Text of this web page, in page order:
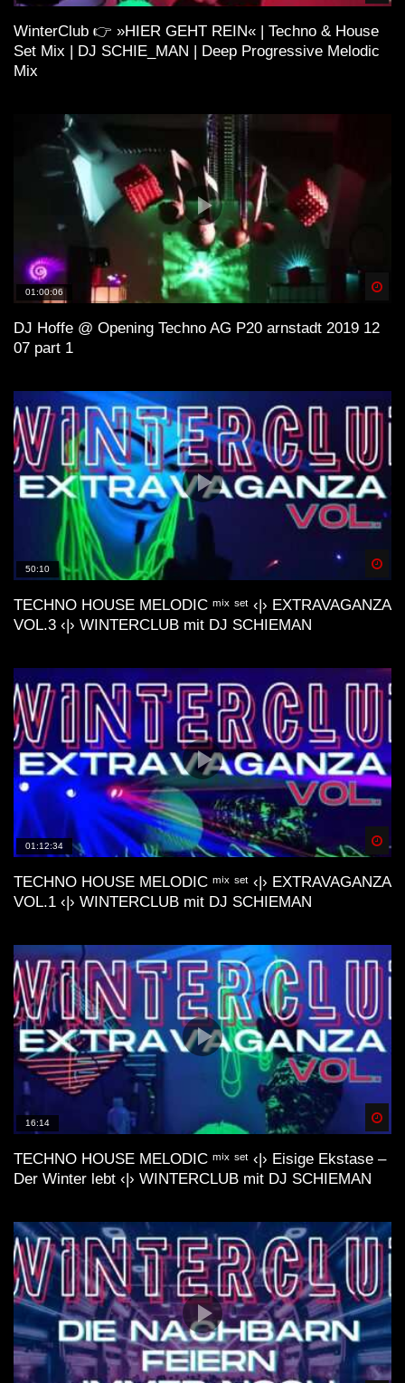
WinterClub 👉 »HIER GEHT REIN« | Techno & House
Set Mix | DJ SCHIE_MAN | Deep Progressive Melodic
Mix
01:00:06
DJ Hoffe @ Opening Techno AG P20 arnstadt 2019 12
07 part 1
50:10
TECHNO HOUSE MELODIC ᵐⁱˣ ˢᵉᵗ ‹|› EXTRAVAGANZA
VOL.3 ‹|› WINTERCLUB mit DJ SCHIEMAN
01:12:34
TECHNO HOUSE MELODIC ᵐⁱˣ ˢᵉᵗ ‹|› EXTRAVAGANZA
VOL.1 ‹|› WINTERCLUB mit DJ SCHIEMAN
16:14
TECHNO HOUSE MELODIC ᵐⁱˣ ˢᵉᵗ ‹|› Eisige Ekstase –
Der Winter lebt ‹|› WINTERCLUB mit DJ SCHIEMAN